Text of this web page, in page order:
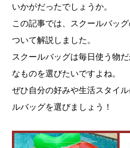
いかがだったでしょうか。
この記事では、スクールバッ
ついて解説しました。
スクールバッグは毎日使う物
なものを選びたいですよね。
ぜひ自分の好みや生活スタイ
ルバッグを選びましょう！